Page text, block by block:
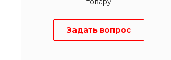
Задать вопрос